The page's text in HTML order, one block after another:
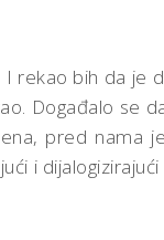
rekao bih da
Događalo se
pred nama
i